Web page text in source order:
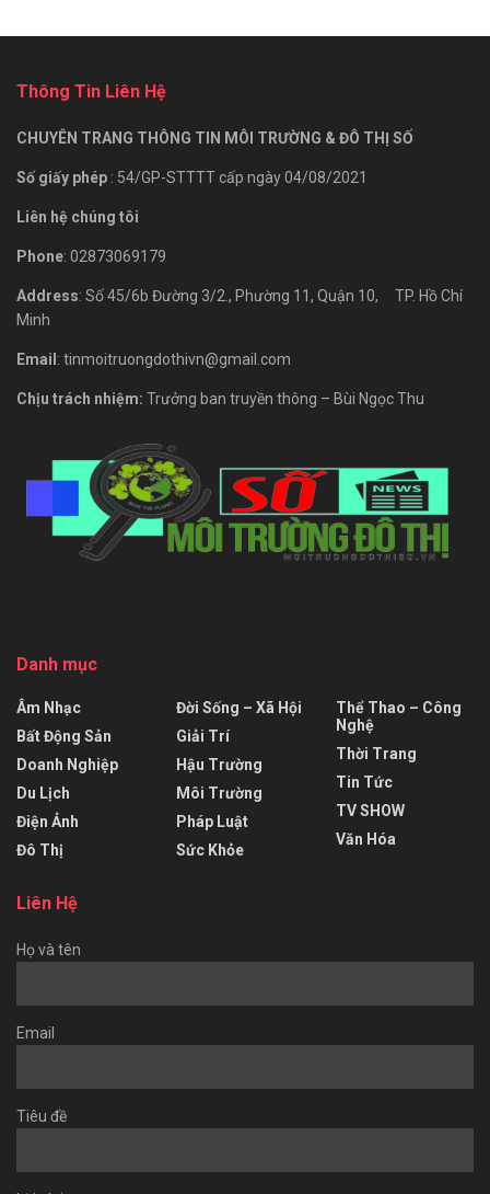
Thông Tin Liên Hệ
CHUYÊN TRANG THÔNG TIN MÔI TRƯỜNG & ĐÔ THỊ SỐ
Số giấy phép : 54/GP-STTTT cấp ngày 04/08/2021
Liên hệ chúng tôi
Phone: 02873069179
Address: Số 45/6b Đường 3/2., Phường 11, Quận 10, TP. Hồ Chí
Minh
Email : tinmoitruongdothivn@gmail.com
Chịu trách nhiệm: Trưởng ban truyền thông – Bùi Ngọc Thu
Danh mục
Âm Nhạc
Bất Động Sản
Doanh Nghiệp
Du Lịch
Điện Ảnh
Đô Thị
Đời Sống – Xã Hội
Giải Trí
Hậu Trường
Môi Trường
Pháp Luật
Sức Khỏe
Thể Thao – Công
Nghệ
Thời Trang
Tin Tức
TV SHOW
Văn Hóa
Liên Hệ
Họ và tên
Email
Tiêu đề